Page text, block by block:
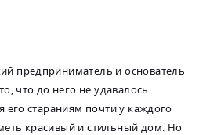
предприниматель и основатель
что до него не удавалось
его стараниям почти у каждого
красивый и стильный дом. Но